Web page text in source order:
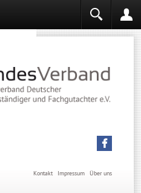
Über uns
Impressum
Kontakt